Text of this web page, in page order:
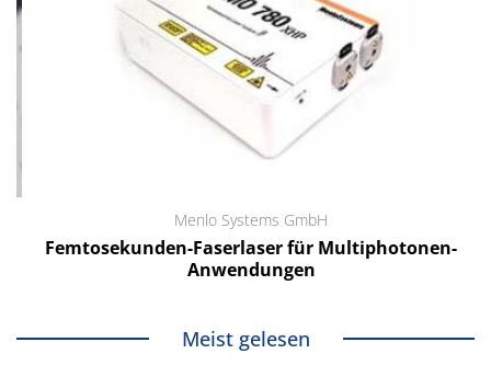
Menlo Systems GmbH
Femtosekunden-Faserlaser für Multiphotonen-
Anwendungen
Meist gelesen